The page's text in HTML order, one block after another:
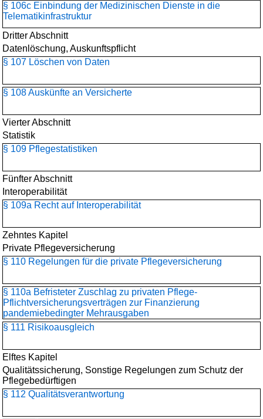
§ 106c Einbindung der Medizinischen Dienste in die
Telematikinfrastruktur
Dritter Abschnitt
Datenlöschung, Auskunftspflicht
§ 107 Löschen von Daten
§ 108 Auskünfte an Versicherte
Vierter Abschnitt
Statistik
§ 109 Pflegestatistiken
Fünfter Abschnitt
Interoperabilität
§ 109a Recht auf Interoperabilität
Zehntes Kapitel
Private Pflegeversicherung
§ 110 Regelungen für die private Pflegeversicherung
§ 110a Befristeter Zuschlag zu privaten Pflege-
Pflichtversicherungsverträgen zur Finanzierung
pandemiebedingter Mehrausgaben
§ 111 Risikoausgleich
Elftes Kapitel
Qualitätssicherung, Sonstige Regelungen zum Schutz der
Pflegebedürftigen
§ 112 Qualitätsverantwortung